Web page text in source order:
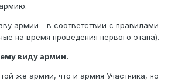
армии - в соответствии с правилами
на время проведения первого этапа).
виду армии.
же армии, что и армия Участника, но